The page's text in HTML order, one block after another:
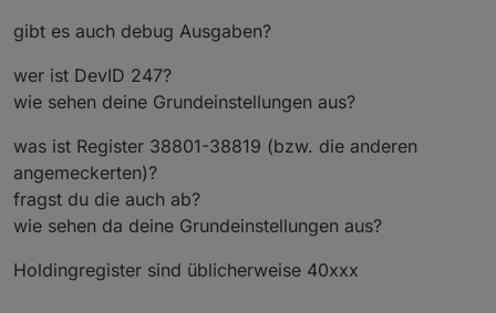
gibt es auch debug Ausgaben?
wer ist DevID 247?
wie sehen deine Grundeinstellungen aus?
was ist Register 38801-38819 (bzw. die anderen
angemeckerten)?
fragst du die auch ab?
wie sehen da deine Grundeinstellungen aus?
Holdingregister sind üblicherweise 40xxx